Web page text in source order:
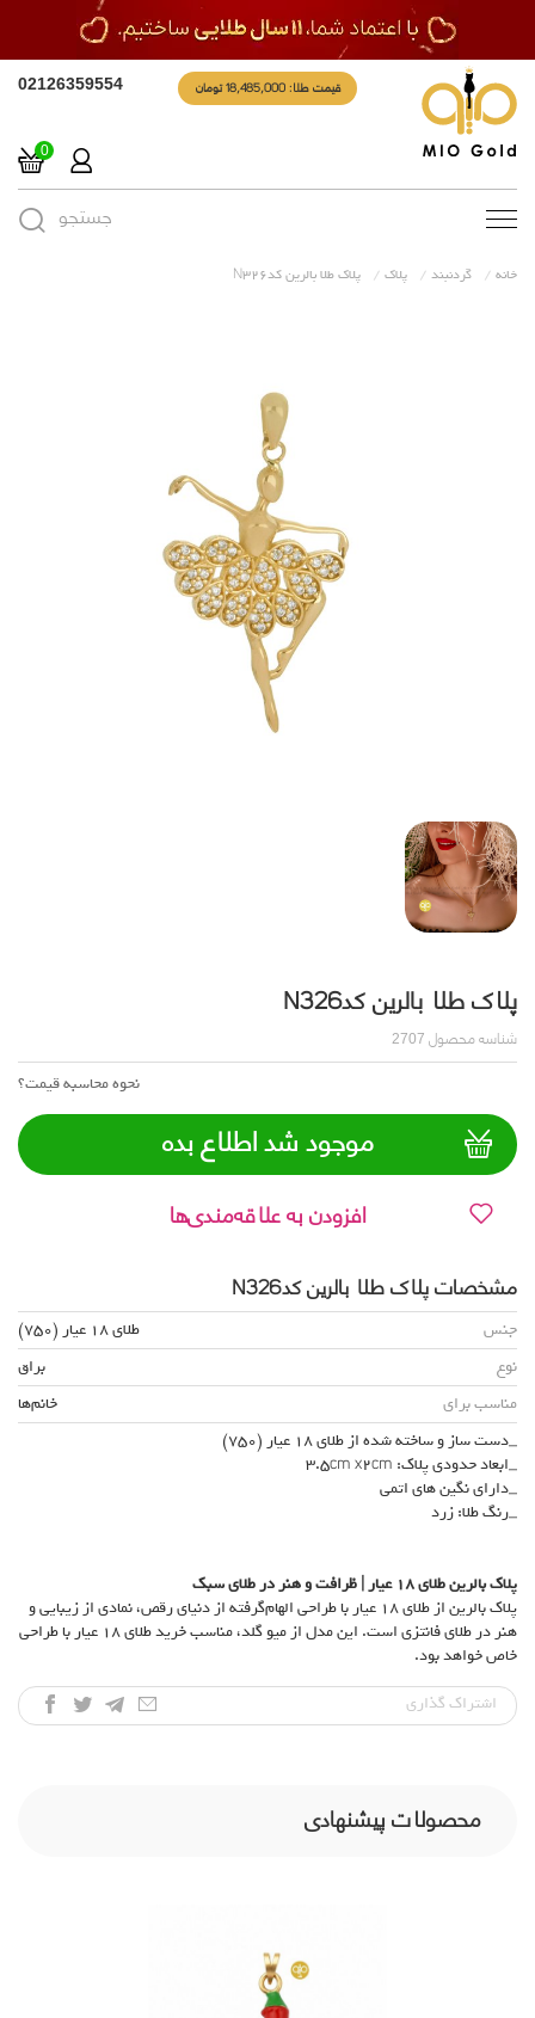
قیمت طلا: 18,485,000 تومان 02126359554
0
Toggle جستجو
خانه گردنبند پلاک پلاک طلا بالرین کدN326
پلاک طلا بالرین کدN326
شناسه محصول
نحوه محاسبه قیمت؟
موجود شد اطلاع بده
افزودن به علاقه‌مندی‌ها
مشخصات پلاک طلا بالرین کدN326
جنس
طلای 18 عیار (750)
نوع
براق
مناسب برای
خانم‌ها
_دست ساز و ساخته شده از طلای 18 عیار (750)
_ابعاد حدودی پلاک: 3.5cm x2cm
_دارای نگین های اتمی
_رنگ طلا: زرد
پلاک بالرین طلای۱۸ عیار | ظرافت و هنر در طلای سبک
پلاک بالرین از طلای ۱۸ عیار با طراحی الهام‌گرفته از دنیای رقص، نمادی از زیبایی و
هنر در طلای فانتزی است. این مدل از میو گلد، مناسب خرید طلای ۱۸ عیار با طراحی
خاص خواهد بود.
اشتراک‌ گذاری
محصولات پیشنهادی